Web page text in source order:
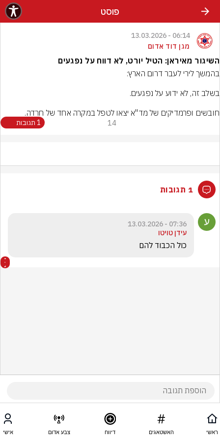
פוסט
06:14 - 13.03.2026
מגן דוד אדום
השיגור מאיראן: הטיל יורט, לא דווח על נפגעים
חובשים ופרמדיקים של מד"א יצאו לטפל במקרה אחד של חרדה.
14 1 תגובות
1 תגובות
07:36 - 13.03.2026
עידן טויטו
כול הכבוד להם
ראשי האשטאגים דיווח צבע אדום אישי